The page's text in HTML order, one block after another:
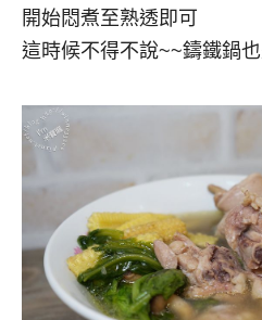
開始悶煮至熟透即可
這時候不得不說~~鑄鐵鍋